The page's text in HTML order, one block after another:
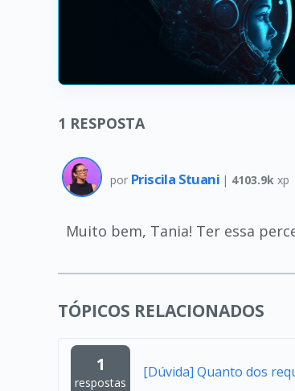
1 RESPOSTA
por Priscila Stuani | 4103.9k xp
Muito bem, Tania! Ter essa
TÓPICOS RELACIONADOS
1
respostas
[Dúvida] Quanto dos